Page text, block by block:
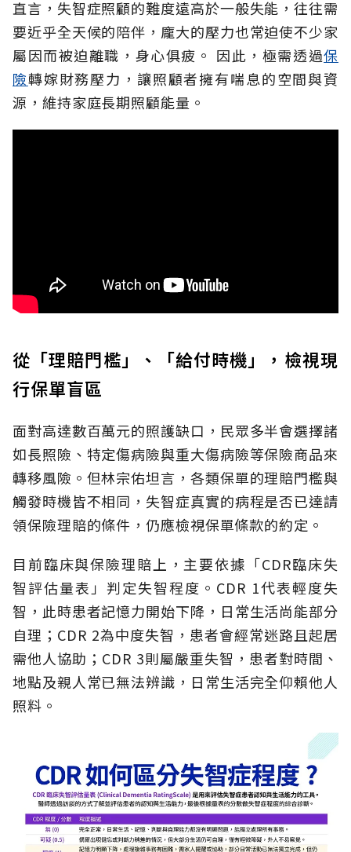
直言，失智症照顧的難度遠高於一般失能，往往需
要近乎全天候的陪伴，龐大的壓力也常迫使不少家
屬因而被迫離職，身心俱疲。 因此，極需透過保
險轉嫁財務壓力，讓照顧者擁有喘息的空間與資
源，維持家庭長期照顧能量。
從「理賠門檻」、「給付時機」，檢視現
行保單盲區
面對高達數百萬元的照護缺口，民眾多半會選擇諸
如長照險、特定傷病險與重大傷病險等保險商品來
轉移風險。但林宗佑坦言，各類保單的理賠門檻與
觸發時機皆不相同，失智症真實的病程是否已達請
領保險理賠的條件，仍應檢視保單條款的約定。
目前臨床與保險理賠上，主要依據「CDR臨床失
智評估量表」判定失智程度。CDR 1代表輕度失
智，此時患者記憶力開始下降，日常生活尚能部分
自理；CDR 2為中度失智，患者會經常迷路且起居
需他人協助；CDR 3則屬嚴重失智，患者對時間、
地點及親人常已無法辨識，日常生活完全仰賴他人
照料。